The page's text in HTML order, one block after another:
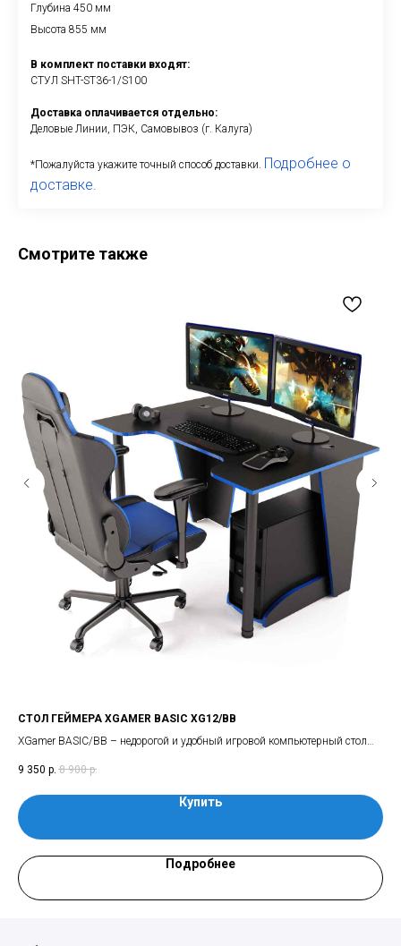
Глубина 450 мм
Высота 855 мм
В комплект поставки входят:
СТУЛ SHT-ST36-1/S100
Доставка оплачивается отдельно:
Деловые Линии, ПЭК, Самовывоз (г. Калуга)
*Пожалуйста укажите точный способ доставки. Подробнее о
доставке.
Смотрите также
СТОЛ ГЕЙМЕРА XGAMER BASIC XG12/BB
XGamer BASIC/BB – недорогой и удобный игровой компьютерный стол
9 350 р. 8 900 р.
Купить
Подробнее